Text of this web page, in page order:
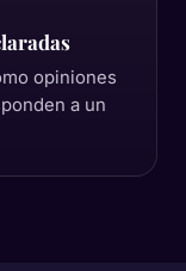
opiniones
a un